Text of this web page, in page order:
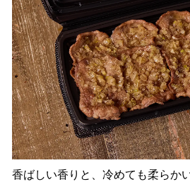
香ばしい香りと、冷めても柔らか